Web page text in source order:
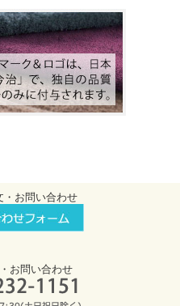
・お問い合わせ
お問い合わせ